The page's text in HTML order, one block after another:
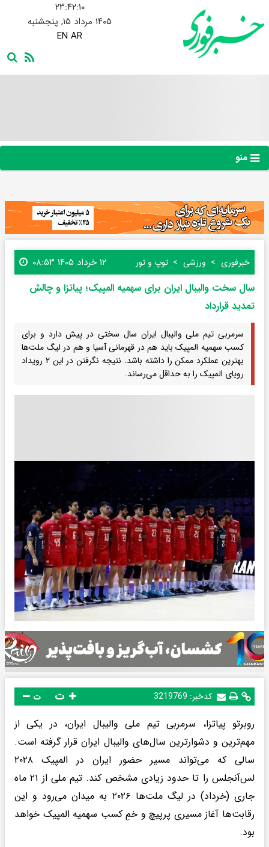
۲۳:۴۲:۱۱
۱۴۰۵ مرداد ۱۵, پنجشنبه
EN AR
منو
خبرفوری ورزشی توپ و تور ۱۲ خرداد ۱۴۰۵ ۰۸:۵۳
سال سخت والیبال ایران برای سهمیه المپیک؛ پیاتزا و چالش
تمدید قرارداد
سرمربی تیم ملی والیبال ایران سال سختی در پیش دارد و برای
کسب سهمیه المپیک باید هم در قهرمانی آسیا و هم در لیگ ملت‌ها
بهترین عملکرد ممکن را داشته باشد. نتیجه نگرفتن در این ۲ رویداد
رویای المپیک را به حداقل می‌رساند.
کدخبر: 3219769 ت
روبرتو پیاتزا، سرمربی تیم ملی والیبال ایران، در یکی از
مهم‌ترین و دشوارترین سال‌های والیبال ایران قرار گرفته است.
سالی که می‌تواند مسیر حضور ایران در المپیک ۲۰۲۸
لس‌آنجلس را تا حدود زیادی مشخص کند. تیم ملی از ۲۱ ماه
جاری (خرداد) در لیگ ملت‌ها ۲۰۲۶ به میدان می‌رود و این
رقابت‌ها آغاز مسیری پرپیچ و خمِ کسب سهمیه المپیک خواهد
بود.